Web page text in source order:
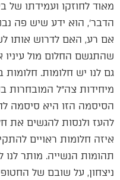
מאוד לחוזקו ועמידתו של
הדבר׳, הוא ידע שיש פה
אם רע, האם לדרוש אותו
שהתגשם החלום מול עיניו
גם לנו יש חלומות.
מיחידות צה״ל המובחרות
הסיסמה הזו היא סיסמה
להעז ולנסות להגשים את
איזה חלומות ראויים
תהומות הנשייה. מותר
ניצחון, על שובם של